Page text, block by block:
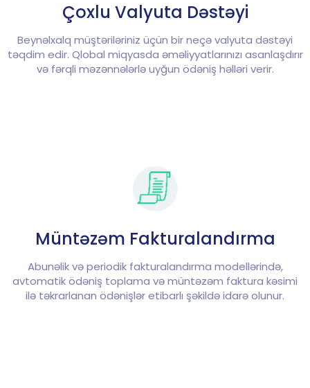
Çoxlu Valyuta Dəstəyi
Beynəlxalq müştəriləriniz üçün bir neçə valyuta dəstəyi
təqdim edir. Qlobal miqyasda əməliyyatlarınızı asanlaşdırır
və fərqli məzənnələrlə uyğun ödəniş həlləri verir.
Müntəzəm Fakturalandırma
Abunəlik və periodik fakturalandırma modellərində,
avtomatik ödəniş toplama və müntəzəm faktura kəsimi
ilə təkrarlanan ödənişlər etibarlı şəkildə idarə olunur.